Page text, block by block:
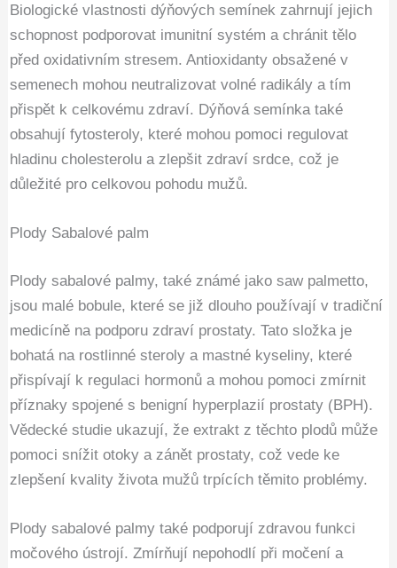
Biologické vlastnosti dýňových semínek zahrnují jejich
schopnost podporovat imunitní systém a chránit tělo
před oxidativním stresem. Antioxidanty obsažené v
semenech mohou neutralizovat volné radikály a tím
přispět k celkovému zdraví. Dýňová semínka také
obsahují fytosteroly, které mohou pomoci regulovat
hladinu cholesterolu a zlepšit zdraví srdce, což je
důležité pro celkovou pohodu mužů.
Plody Sabalové palm
Plody sabalové palmy, také známé jako saw palmetto,
jsou malé bobule, které se již dlouho používají v tradiční
medicíně na podporu zdraví prostaty. Tato složka je
bohatá na rostlinné steroly a mastné kyseliny, které
přispívají k regulaci hormonů a mohou pomoci zmírnit
příznaky spojené s benigní hyperplazií prostaty (BPH).
Vědecké studie ukazují, že extrakt z těchto plodů může
pomoci snížit otoky a zánět prostaty, což vede ke
zlepšení kvality života mužů trpících těmito problémy.
Plody sabalové palmy také podporují zdravou funkci
močového ústrojí. Zmírňují nepohodlí při močení a